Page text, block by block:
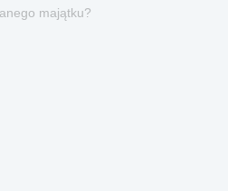
majątku?